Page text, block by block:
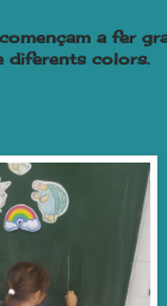
a fer
diferents colors.